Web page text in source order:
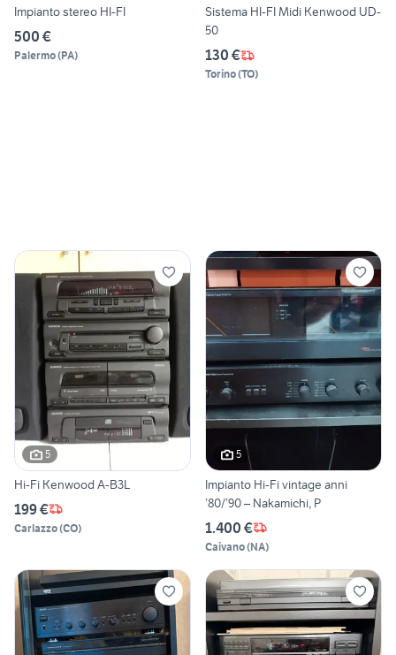
Impianto stereo HI-FI
500 €
Palermo(PA)
Sistema HI-FI Midi Kenwood UD-
50
130 €
Torino(TO)
5
Hi-Fi Kenwood A-B3L
199 €
Carlazzo(CO)
5
Impianto Hi-Fi vintage anni
’80/’90 – Nakamichi, P
1.400 €
Caivano(NA)